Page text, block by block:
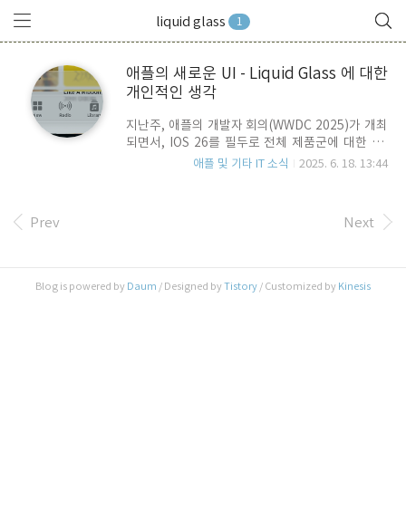
liquid glass 1
애플의 새로운 UI - Liquid Glass 에 대한
개인적인 생각
지난주, 애플의 개발자 회의(WWDC 2025)가 개최
되면서, IOS 26를 필두로 전체 제품군에 대한 OS
업그레이드가 소개되었습니다. 시장이 애플에 기대
타 버전이 공개되면서 YouTube를 통해 혹은 직접
설치를 해 본 분들 사이에 호불호가 있다는 다양한
인적인 생각을 나름 적어 봅니다. 어디서 본 것 같은
데 ?">어디서 본 것 같은데 ?GUI 디자인에서 Glass
애플 및 기타 IT 소식 2025. 6. 18. 13:44
Prev Next
Blog is powered by Daum / Designed byTistory / Customized by Kinesis